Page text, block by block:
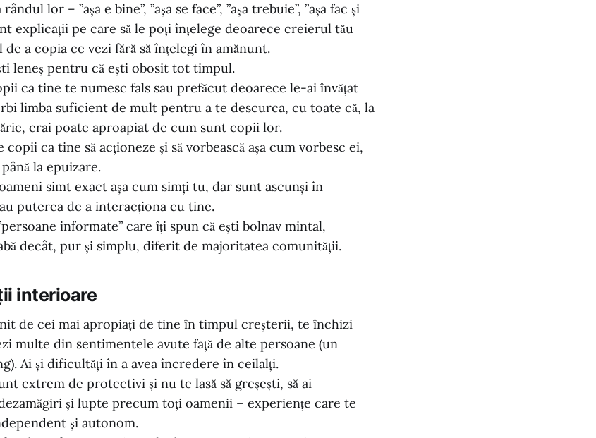
lor – ”așa e bine”, ”așa se face”, ”așa trebuie”, ”așa fac și
explicații pe care să le poți înțelege deoarece creierul tău
a copia ce vezi fără să înțelegi în amănunt.
leneș pentru că ești obosit tot timpul.
ca tine te numesc fals sau prefăcut deoarece le-ai învățat
limba suficient de mult pentru a te descurca, cu toate că, la
erai poate aproapiat de cum sunt copii lor.
ca tine să acționeze și să vorbească așa cum vorbesc ei,
la epuizare.
simt exact așa cum simți tu, dar sunt ascunși în
puterea de a interacționa cu tine.
informate” care îți spun că ești bolnav mintal,
decât, pur și simplu, diferit de majoritatea comunității.
interioare
de cei mai apropiați de tine în timpul creșterii, te închizi
multe din sentimentele avute față de alte persoane (un
Ai și dificultăți în a avea încredere în ceilalți.
extrem de protectivi și nu te lasă să greșești, să ai
și lupte precum toți oamenii – experiențe care te
și autonom.